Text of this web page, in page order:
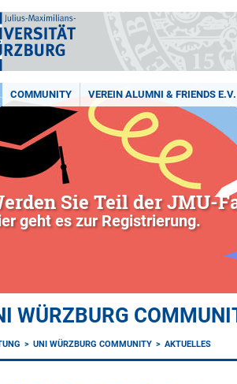
COMMUNITY VEREIN ALUMNI & FRIENDS E.V.
Sie Teil der JMU-
geht es zur Registrierung.
WÜRZBURG
UNI WÜRZBURG COMMUNITY AKTUELLES